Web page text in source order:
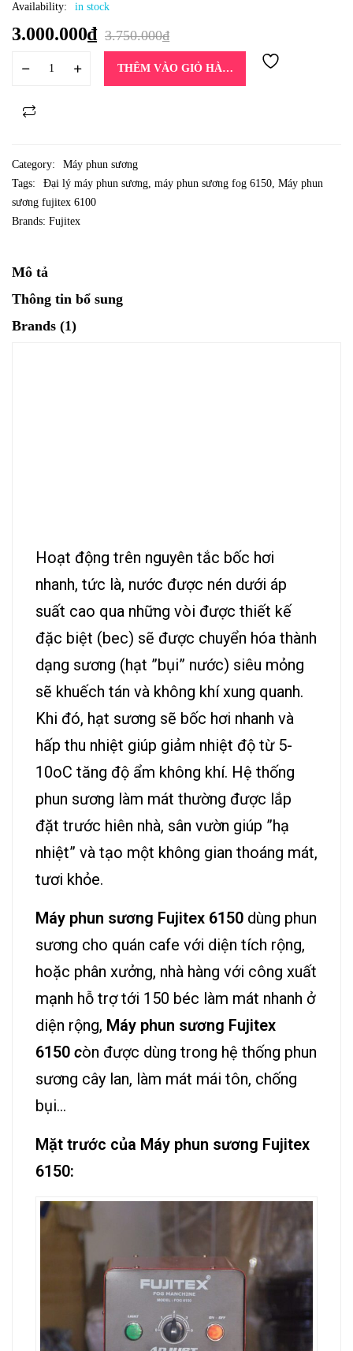
Availability: in stock
3.750.000₫
3.000.000₫
THÊM VÀO GIỎ HÀNG
Category:
Máy phun sương
Tags:
Đại lý máy phun sương, máy phun sương fog 6150, Máy phun
sương fujitex 6100
Brands: Fujitex
Mô tả
Thông tin bổ sung
Brands (1)
Hoạt động trên nguyên tắc bốc hơi
nhanh, tức là, nước được nén dưới áp
suất cao qua những vòi được thiết kế
đặc biệt (bec) sẽ được chuyển hóa thành
dạng sương (hạt ”bụi” nước) siêu mỏng
sẽ khuếch tán và không khí xung quanh.
Khi đó, hạt sương sẽ bốc hơi nhanh và
hấp thu nhiệt giúp giảm nhiệt độ từ 5-
10oC tăng độ ẩm không khí. Hệ thống
phun sương làm mát thường được lắp
đặt trước hiên nhà, sân vườn giúp ”hạ
nhiệt” và tạo một không gian thoáng mát,
tươi khỏe.
Máy phun sương Fujitex 6150 dùng phun
sương cho quán cafe với diện tích rộng,
hoặc phân xưởng, nhà hàng với công xuất
mạnh hỗ trợ tới 150 béc làm mát nhanh ở
diện rộng, Máy phun sương Fujitex
6150 còn được dùng trong hệ thống phun
sương cây lan, làm mát mái tôn, chống
bụi…
Mặt trước của Máy phun sương Fujitex
6150: